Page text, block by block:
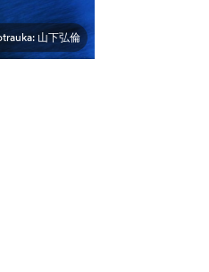
山下弘倫